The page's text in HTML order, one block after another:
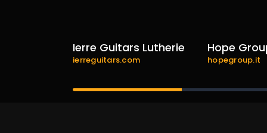
Ierre Guitars Lutherie
ierreguitars.com
Hope
hopegroup.it